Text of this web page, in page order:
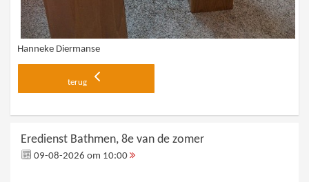
Hanneke Diermanse
terug
Eredienst Bathmen, 8e van de zomer
09-08-2026 om 10:00